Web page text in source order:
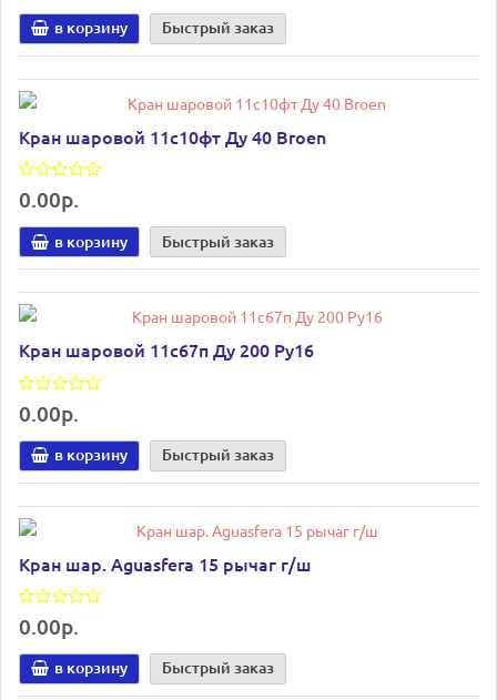
в корзину Быстрый заказ
Кран шаровой 11с10фт Ду 40 Broen
0.00р.
в корзину Быстрый заказ
Кран шаровой 11с67п Ду 200 Ру16
0.00р.
в корзину Быстрый заказ
Кран шар. Aguasfera 15 рычаг г/ш
0.00р.
в корзину Быстрый заказ